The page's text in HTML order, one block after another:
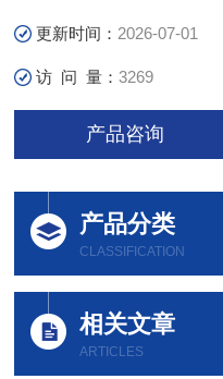
更新时间： 2026-07-01
访 问 量：3269
产品咨询
产品分类
CLASSIFICATION
相关文章
ARTICLES